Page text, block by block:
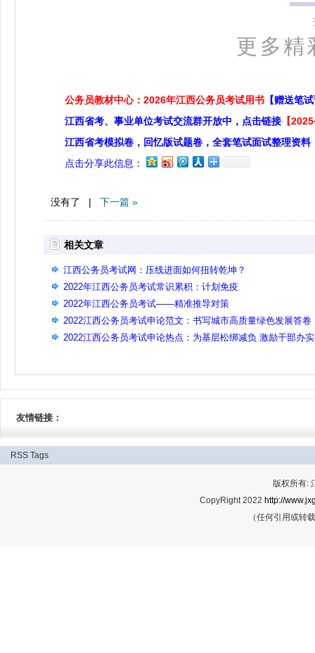
更多精
公务员教材中心：2026年江西公务员考试用书 【赠送笔
江西省考、事业单位考试交流群开放中，点击链接 【
江西省考模拟卷，回忆版试题卷，全套笔试面试整理资料
点击分享此信息：
没有了 | 下一篇 »
相关文章
江西公务员考试网：压线进面如何扭转乾坤？
2022年江西公务员考试常识累积：计划免疫
2022年江西公务员考试——精准推导对策
2022江西公务员考试申论范文：书写城市高质量绿色发展答卷
2022江西公务员考试申论热点：为基层松绑减负 激励干部办
友情链接：
RSS Tags
版权所有:
CopyRight 2022 http://
（任何引用或转